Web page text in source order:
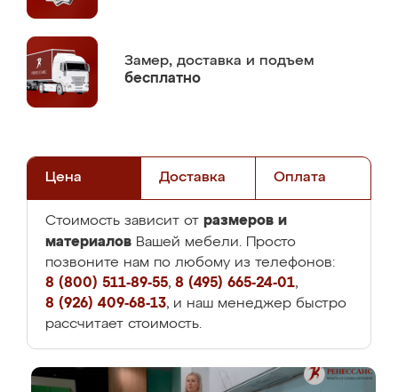
Замер, доставка и подъем
бесплатно
Цена Доставка Оплата
Стоимость зависит от размеров и
материалов Вашей мебели. Просто
позвоните нам по любому из телефонов:
8 (800) 511-89-55, 8 (495) 665-24-01,
8 (926) 409-68-13, и наш менеджер быстро
рассчитает стоимость.